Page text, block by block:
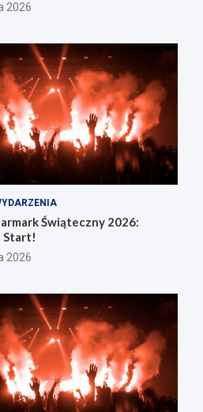
2026
Świąteczny 2026:
Start!
2026